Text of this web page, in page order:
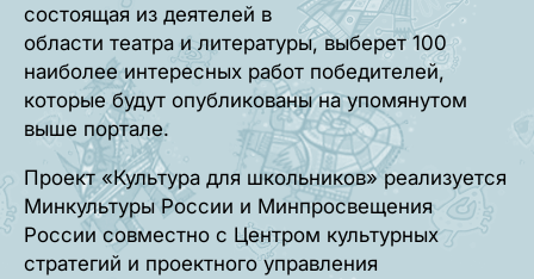
состоящая из деятелей в
области театра и литературы, выберет 100
наиболее интересных работ победителей,
которые будут опубликованы на упомянутом
выше портале.
Проект «Культура для школьников» реализуется
Минкультуры России и Минпросвещения
России совместно с Центром культурных
стратегий и проектного управления